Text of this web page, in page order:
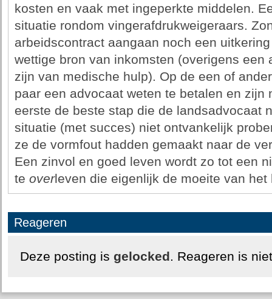
kosten en vaak met ingeperkte middelen.
situatie rondom vingerafdrukweigeraars.
arbeidscontract aangaan noch een
wettige bron van inkomsten (overigens een
zijn van medische hulp). Op de een of
paar een advocaat weten te betalen en zijn
eerste de beste stap die de landsadvocaat
situatie (met succes) niet ontvankelijk
ze de vormfout hadden gemaakt naar de
Een zinvol en goed leven wordt zo tot een
te overleven die eigenlijk de moeite van
Reageren
Deze posting is gelocked. Reageren is